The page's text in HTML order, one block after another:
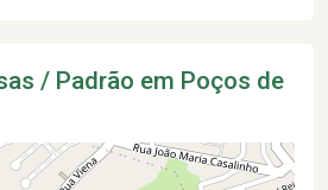
/ Padrão em Poços de